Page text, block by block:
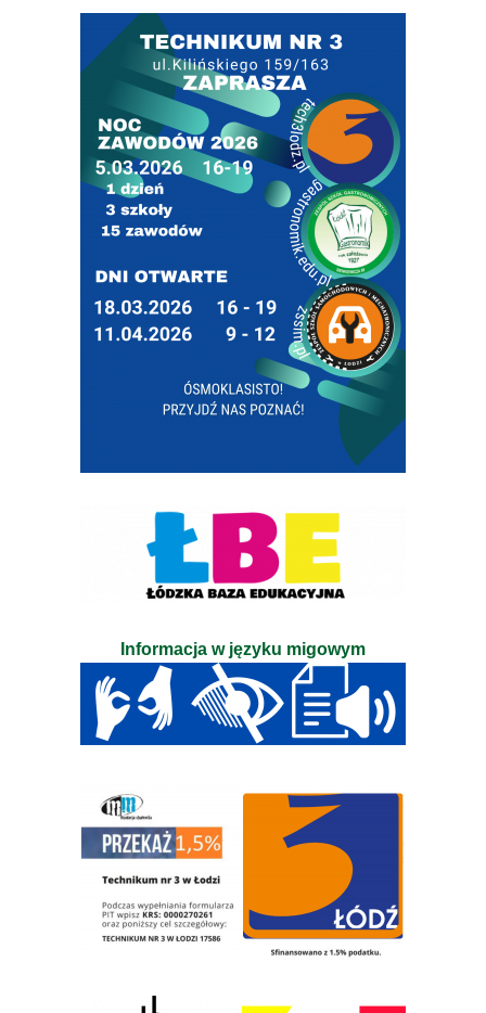
Informacja w języku migowym